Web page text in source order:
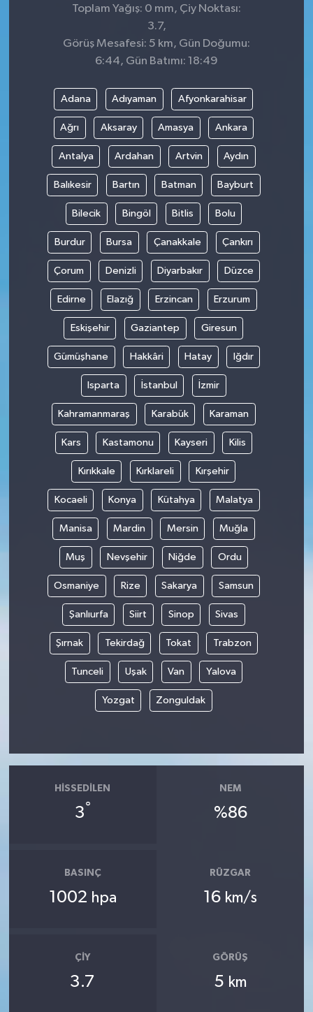
Toplam Yağış: 0 mm, Çiy Noktası:
3.7,
Görüş Mesafesi: 5 km, Gün Doğumu:
6:44, Gün Batımı: 18:49
Adana Adıyaman Afyonkarahisar
Ağrı Aksaray Amasya Ankara
Antalya Ardahan Artvin Aydın
Balıkesir Bartın Batman Bayburt
Bilecik Bingöl Bitlis Bolu
Burdur Bursa Çanakkale Çankırı
Çorum Denizli Diyarbakır Düzce
Edirne Elazığ Erzincan Erzurum
Eskişehir Gaziantep Giresun
Gümüşhane Hakkâri Hatay Iğdır
Isparta İstanbul İzmir
Kahramanmaraş Karabük Karaman
Kars Kastamonu Kayseri Kilis
Kırıkkale Kırklareli Kırşehir
Kocaeli Konya Kütahya Malatya
Manisa Mardin Mersin Muğla
Muş Nevşehir Niğde Ordu
Osmaniye Rize Sakarya Samsun
Şanlıurfa Siirt Sinop Sivas
Şırnak Tekirdağ Tokat Trabzon
Tunceli Uşak Van Yalova
Yozgat Zonguldak
HISSEDILEN
3°
NEM
%86
BASINÇ
1002 hpa
RÜZGAR
16 km/s
ÇIY
3.7
GÖRÜŞ
5 km